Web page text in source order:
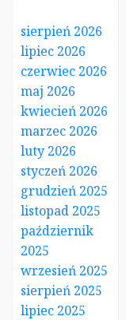
sierpień 2026
lipiec 2026
czerwiec 2026
maj 2026
kwiecień 2026
marzec 2026
luty 2026
styczeń 2026
grudzień 2025
listopad 2025
październik
2025
wrzesień 2025
sierpień 2025
lipiec 2025